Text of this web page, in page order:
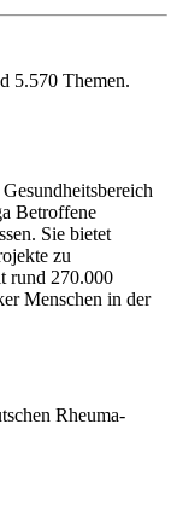
5.570 Themen.
Betroffene
Sie bietet
zu
rund 270.000
Menschen in der
Rheuma-